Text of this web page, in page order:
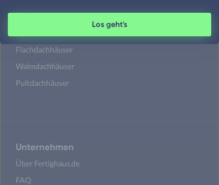
Flachdachhäuser
Walmdachhäuser
Pultdachhäuser
Unternehmen
Über Fertighaus.de
FAQ
Los geht's